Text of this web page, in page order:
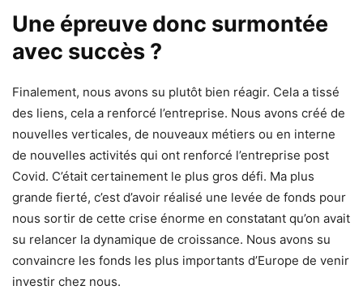
Une épreuve donc surmontée
avec succès ?
Finalement, nous avons su plutôt bien réagir. Cela a tissé
des liens, cela a renforcé l’entreprise. Nous avons créé de
nouvelles verticales, de nouveaux métiers ou en interne
de nouvelles activités qui ont renforcé l’entreprise post
Covid. C’était certainement le plus gros défi. Ma plus
grande fierté, c’est d’avoir réalisé une levée de fonds pour
nous sortir de cette crise énorme en constatant qu’on avait
su relancer la dynamique de croissance. Nous avons su
convaincre les fonds les plus importants d’Europe de venir
investir chez nous.